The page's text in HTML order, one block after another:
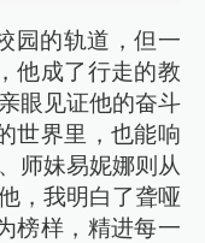
园的轨道，但一
他成了行走的教
眼见证他的奋斗
世界里，也能响
师妹易妮娜则从
，我明白了聋哑
榜样，精进每一